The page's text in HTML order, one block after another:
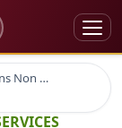
Organisations Non Gouvernementales